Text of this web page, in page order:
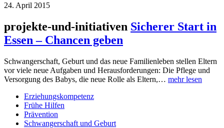
24. April 2015
projekte-und-initiativen Sicherer Start in
Essen – Chancen geben
Schwangerschaft, Geburt und das neue Familienleben stellen Eltern
vor viele neue Aufgaben und Herausforderungen: Die Pflege und
Versorgung des Babys, die neue Rolle als Eltern,… mehr lesen
Erziehungskompetenz
Frühe Hilfen
Prävention
Schwangerschaft und Geburt